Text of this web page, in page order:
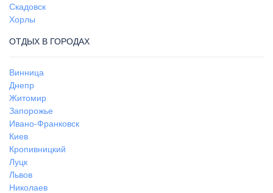
Скадовск
Хорлы
ОТДЫХ В ГОРОДАХ
Винница
Днепр
Житомир
Запорожье
Ивано-Франковск
Киев
Кропивницкий
Луцк
Львов
Николаев